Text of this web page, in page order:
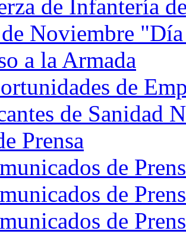
de Infantería
Noviembre
a la Armada
de
de Sanidad
Prensa
de
de
de